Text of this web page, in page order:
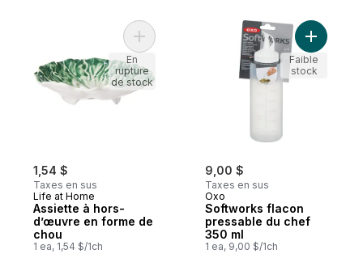
1,54 $
Taxes en sus
Life at Home
Assiette à hors-
d’œuvre en forme de
chou
1 ea, 1,54 $/1ch
Ajouter Assiette à hors-d’œuvre en
En
rupture
de stock
9,00 $
Taxes en sus
Oxo
Softworks flacon
pressable du chef
350 ml
1 ea, 9,00 $/1ch
Ajouter
Faible
stock